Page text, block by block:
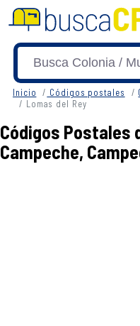
Inicio Códigos postales
Lomas del Rey
Códigos Postales
Campeche,